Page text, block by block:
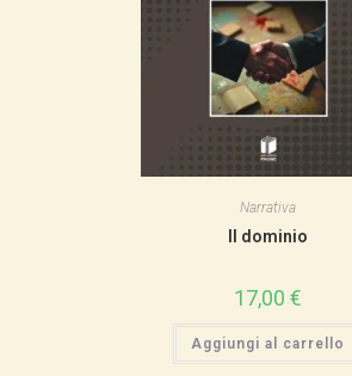
Narrativa
Il dominio
17,00 €
Aggiungi al carrello